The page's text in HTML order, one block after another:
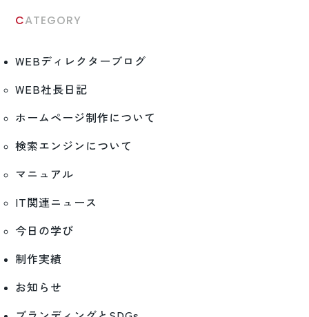
CATEGORY
WEBディレクターブログ
WEB社長日記
ホームページ制作について
検索エンジンについて
マニュアル
IT関連ニュース
今日の学び
制作実績
お知らせ